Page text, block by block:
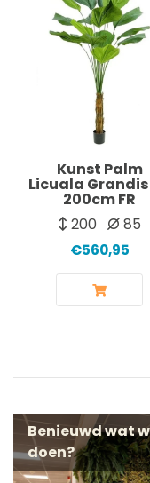
Kunst Palm
Licuala Grandis
200cm FR
200
85
€560,95
Benieuwd wat
doen?